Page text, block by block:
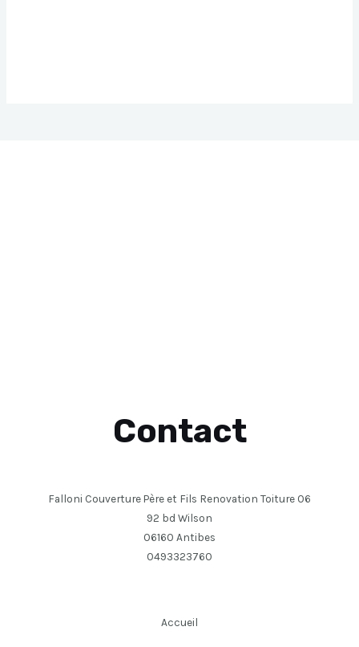
Contact
Falloni Couverture Père et Fils Renovation Toiture 06
92 bd Wilson
06160 Antibes
0493323760
Accueil